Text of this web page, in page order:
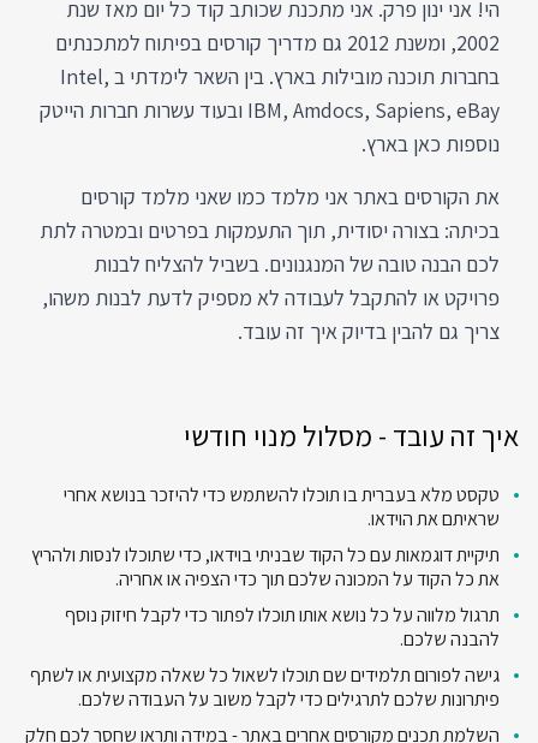
הי! אני ינון פרק. אני מתכנת שכותב קוד כל יום מאז שנת
2002, ומשנת 2012 גם מדריך קורסים בפיתוח למתכנתים
בחברות תוכנה מובילות בארץ. בין השאר לימדתי ב Intel,
IBM, Amdocs, Sapiens, eBay ובעוד עשרות חברות הייטק
נוספות כאן בארץ.
את הקורסים באתר אני מלמד כמו שאני מלמד קורסים
בכיתה: בצורה יסודית, תוך התעמקות בפרטים ובמטרה לתת
לכם הבנה טובה של המנגנונים. בשביל להצליח לבנות
פרויקט או להתקבל לעבודה לא מספיק לדעת לבנות משהו,
צריך גם להבין בדיוק איך זה עובד.
איך זה עובד - מסלול מנוי חודשי
טקסט מלא בעברית בו תוכלו להשתמש כדי להיזכר בנושא אחרי
שראיתם את הוידאו.
תיקיית דוגמאות עם כל הקוד שבניתי בוידאו, כדי שתוכלו לנסות ולהריץ
את כל הקוד על המכונה שלכם תוך כדי הצפיה או אחריה.
תרגול מלווה על כל נושא אותו תוכלו לפתור כדי לקבל חיזוק נוסף
להבנה שלכם.
גישה לפורום תלמידים שם תוכלו לשאול כל שאלה מקצועית או לשתף
פיתרונות שלכם לתרגילים כדי לקבל משוב על העבודה שלכם.
השלמת תכנים מקורסים אחרים באתר - במידה ותראו שחסר לכם חלק